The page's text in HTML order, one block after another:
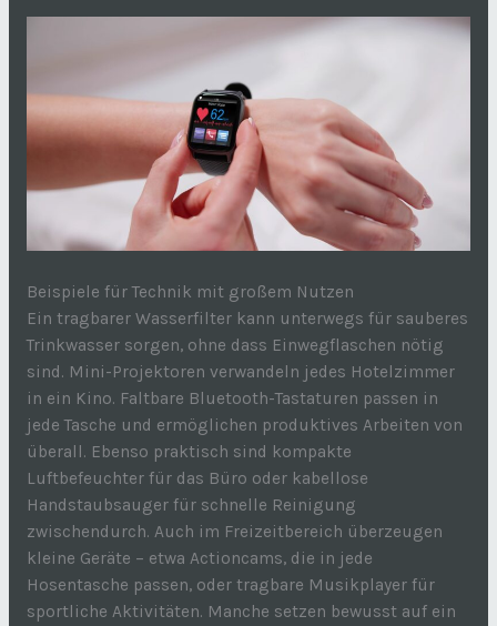
Beispiele für Technik mit großem Nutzen
Ein tragbarer Wasserfilter kann unterwegs für sauberes
Trinkwasser sorgen, ohne dass Einwegflaschen nötig
sind. Mini-Projektoren verwandeln jedes Hotelzimmer
in ein Kino. Faltbare Bluetooth-Tastaturen passen in
jede Tasche und ermöglichen produktives Arbeiten von
überall. Ebenso praktisch sind kompakte
Luftbefeuchter für das Büro oder kabellose
Handstaubsauger für schnelle Reinigung
zwischendurch. Auch im Freizeitbereich überzeugen
kleine Geräte – etwa Actioncams, die in jede
Hosentasche passen, oder tragbare Musikplayer für
sportliche Aktivitäten. Manche setzen bewusst auf ein